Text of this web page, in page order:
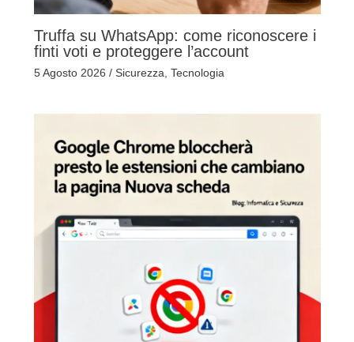
Truffa su WhatsApp: come riconoscere i
finti voti e proteggere l’account
5 Agosto 2026 / Sicurezza, Tecnologia